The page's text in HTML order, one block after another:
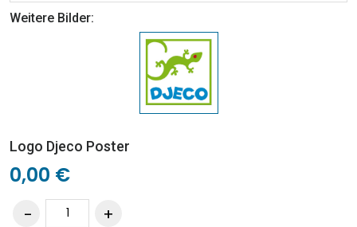
Weitere Bilder:
Logo Djeco Poster
0,00 €